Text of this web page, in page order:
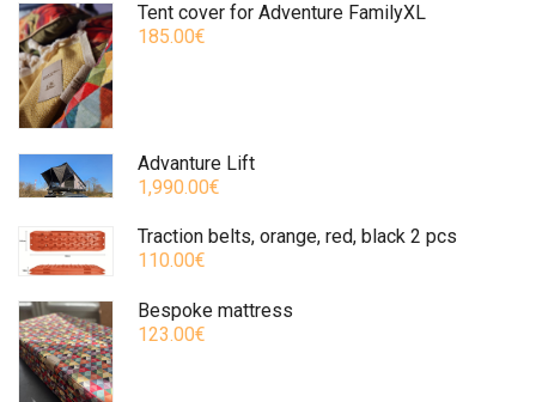
Tent cover for Adventure FamilyXL
185.00€
Advanture Lift
1,990.00€
Traction belts, orange, red, black 2 pcs
110.00€
Bespoke mattress
123.00€